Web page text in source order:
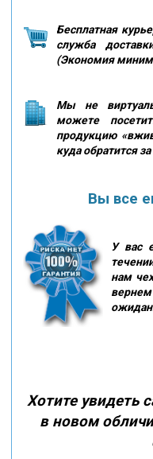
Бесплатная
служба
(Экономия
Мы не
можете
продукцию
куда обратится
Вы все
У вас
нам
Хотите увидеть
в новом